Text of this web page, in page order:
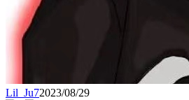
Lil_Ju72023/08/29